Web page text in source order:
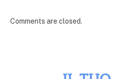
Comments are closed.